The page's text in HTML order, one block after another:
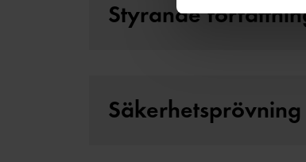
Du kan när som
Styrande
Säkerhetsprövning